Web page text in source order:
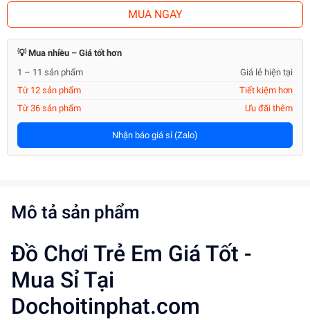
MUA NGAY
💡 Mua nhiều – Giá tốt hơn
1 – 11 sản phẩm
Giá lẻ hiện tại
Từ 12 sản phẩm
Tiết kiệm hơn
Từ 36 sản phẩm
Ưu đãi thêm
Nhận báo giá sỉ (Zalo)
Mô tả sản phẩm
Đồ Chơi Trẻ Em Giá Tốt -
Mua Sỉ Tại
Dochoitinphat.com